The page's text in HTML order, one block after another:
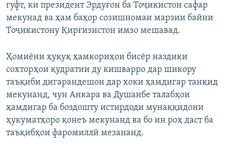
гуфт, ки президент Эрдуғон ба Тоҷикистон сафар
мекунад ва ҳам баҳор созишномаи марзии байни
Тоҷикистону Қирғизистон имзо мешавад.
Ҳомиёни ҳуқуқ ҳамкориҳои бисёр наздики
сохторҳои қудратии ду кишварро дар шикору
таъқиби дигарандешон дар хоки ҳамдигар танқид
мекунанд, чун Анкара ва Душанбе талабҳои
ҳамдигар ба боздошту истирдоди мунаққидони
ҳукуматҳоро қонеъ мекунанд ва бо ин роҳ даст ба
таъқибҳои фаромиллӣ мезананд.